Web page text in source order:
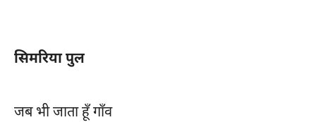
सिमरिया पुल
जब भी जाता हूँ गाँव